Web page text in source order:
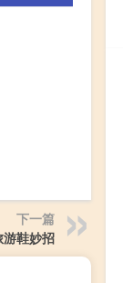
下一篇
鞋妙招